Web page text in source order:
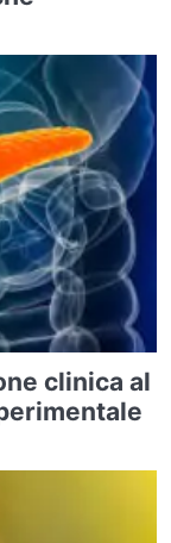
clinica al